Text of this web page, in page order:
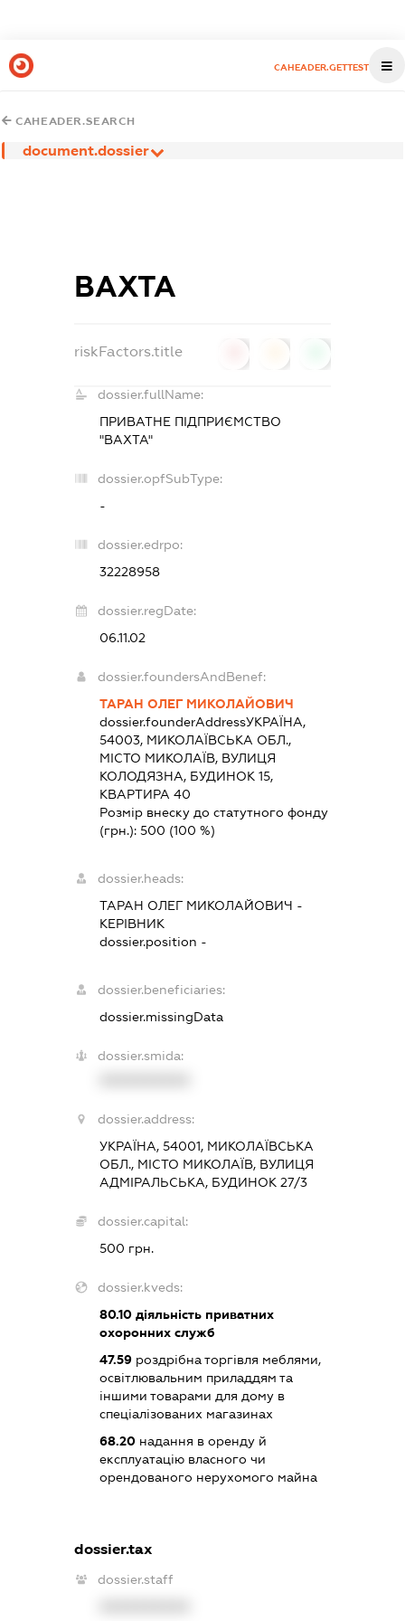
CAHEADER.GETTEST
CAHEADER.SEARCH
document.dossier
ВАХТА
riskFactors.title
dossier.fullName:
ПРИВАТНЕ ПІДПРИЄМСТВО
"ВАХТА"
dossier.opfSubType:
-
dossier.edrpo:
32228958
dossier.regDate:
06.11.02
dossier.foundersAndBenef:
ТАРАН ОЛЕГ МИКОЛАЙОВИЧ
dossier.founderAddressУКРАЇНА,
54003, МИКОЛАЇВСЬКА ОБЛ.,
МІСТО МИКОЛАЇВ, ВУЛИЦЯ
КОЛОДЯЗНА, БУДИНОК 15,
КВАРТИРА 40
Розмір внеску до статутного фонду
(грн.): 500 (100 %)
dossier.heads:
ТАРАН ОЛЕГ МИКОЛАЙОВИЧ -
КЕРІВНИК
dossier.position -
dossier.beneficiaries:
dossier.missingData
dossier.smida:
dossier.address:
УКРАЇНА, 54001, МИКОЛАЇВСЬКА
ОБЛ., МІСТО МИКОЛАЇВ, ВУЛИЦЯ
АДМІРАЛЬСЬКА, БУДИНОК 27/3
dossier.capital:
500 грн.
dossier.kveds:
80.10діяльність приватних
охоронних служб
47.59роздрібна торгівля меблями,
освітлювальним приладдям та
іншими товарами для дому в
спеціалізованих магазинах
68.20надання в оренду й
експлуатацію власного чи
орендованого нерухомого майна
dossier.tax
dossier.staff